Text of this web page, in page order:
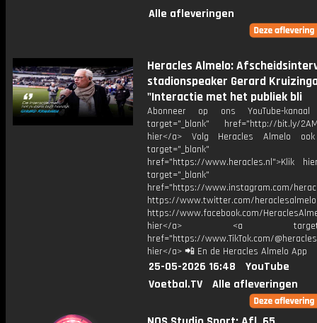
Alle afleveringen
Heracles Almelo:
stadionspeaker Gerard
"Interactie met het publiek bli
Abonneer op ons YouTube-
target="_blank" href="http://bit.ly/
hier</a> Volg Heracles Almelo
target="_blank"
href="https://www.heracles.nl">Klik
target="_blank"
href="https://www.instagram.com/
https://www.twitter.com/heraclesalmelo
https://www.facebook.com/
hier</a> <a
href="https://www.TikTok.com/
hier</a> 📲 En de Heracles Almelo App
25-05-2026 16:48
YouTube
Voetbal.TV
Alle afleveringen